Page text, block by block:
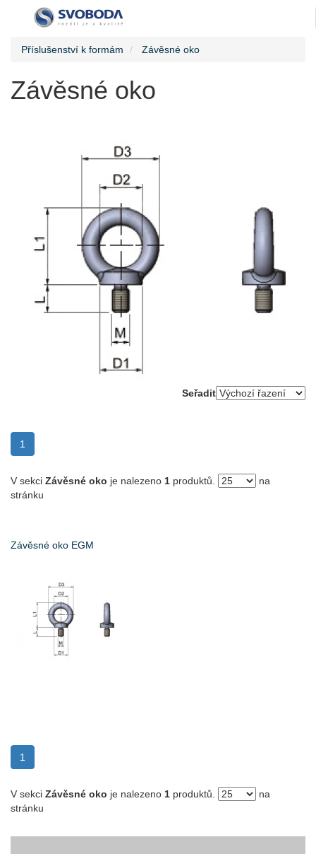
Příslušenství k formám Závěsné oko
Závěsné oko
Seřadit
1
V sekci Závěsné oko je nalezeno 1 produktů.
na
stránku
Závěsné oko EGM
1
V sekci Závěsné oko je nalezeno 1 produktů.
na
stránku